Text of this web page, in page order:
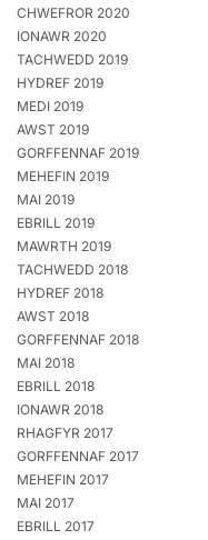
CHWEFROR 2020
IONAWR 2020
TACHWEDD 2019
HYDREF 2019
MEDI 2019
AWST 2019
GORFFENNAF 2019
MEHEFIN 2019
MAI 2019
EBRILL 2019
MAWRTH 2019
TACHWEDD 2018
HYDREF 2018
AWST 2018
GORFFENNAF 2018
MAI 2018
EBRILL 2018
IONAWR 2018
RHAGFYR 2017
GORFFENNAF 2017
MEHEFIN 2017
MAI 2017
EBRILL 2017